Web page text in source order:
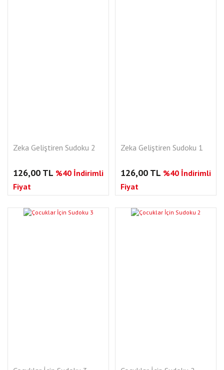
Zeka Geliştiren Sudoku 2
126,00 TL %40 İndirimli
Fiyat
Zeka Geliştiren Sudoku 1
126,00 TL %40 İndirimli
Fiyat